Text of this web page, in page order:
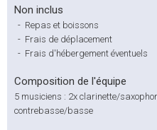
Non inclus
- Repas et boissons
- Frais de déplacement
- Frais d'hébergement éventuels
Composition de l'équipe
5 musiciens : 2x clarinette/
contrebasse/basse